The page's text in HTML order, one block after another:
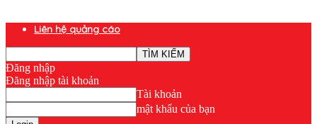
Liên hệ quảng cáo
Đăng nhập
Đăng nhập tài khoản
Tài khoản
mật khẩu của bạn